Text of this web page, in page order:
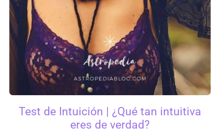
Test de Intuición | ¿Qué tan intuitiva
eres de verdad?​